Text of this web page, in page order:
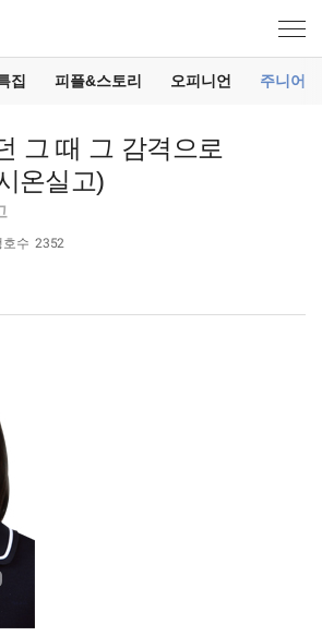
집 피플&스토리 오피니언 주니어
그 때 그 감격으로
온실고)
호수 2352